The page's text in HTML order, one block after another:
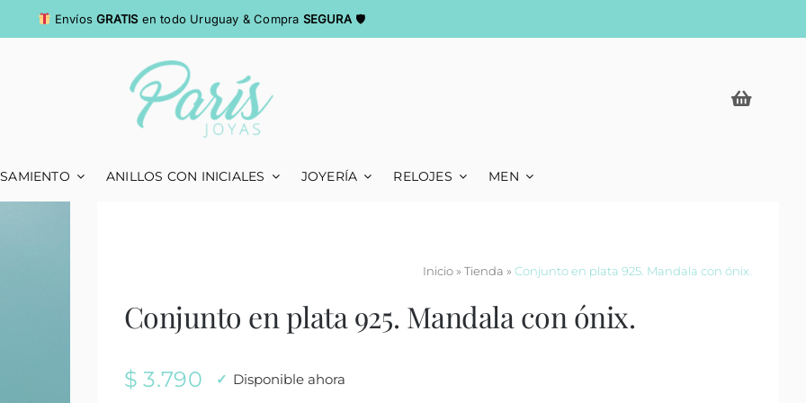
EnvíosGRATIS en todo Uruguay & Compra SEGURA🛡
ANILLOS CON INICIALES JOYERÍA RELOJES MEN
Inicio» Tienda » Conjunto en plata 925. Mandala con ónix.
Conjunto en plata 925. Mandala con ónix.
$ 3.790 Disponible ahora